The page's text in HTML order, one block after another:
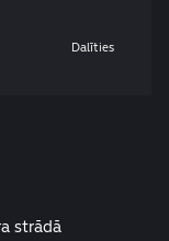
Dalīties
strādā